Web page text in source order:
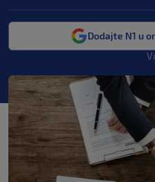
Dodajte N1 u